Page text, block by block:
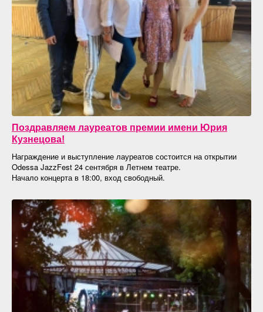
Поздравляем лауреатов премии имени Юрия
Кузнецова!
Награждение и выступление лауреатов состоится на открытии
Odessa JazzFest 24 сентября в Летнем театре.
Начало концерта в 18:00, вход свободный.